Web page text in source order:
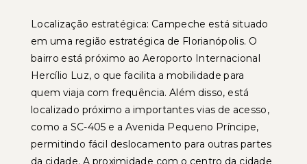
Localização estratégica: Campeche está situado
em uma região estratégica de Florianópolis. O
bairro está próximo ao Aeroporto Internacional
Hercílio Luz, o que facilita a mobilidade para
quem viaja com frequência. Além disso, está
localizado próximo a importantes vias de acesso,
como a SC-405 e a Avenida Pequeno Príncipe,
permitindo fácil deslocamento para outras partes
da cidade. A proximidade com o centro da cidade